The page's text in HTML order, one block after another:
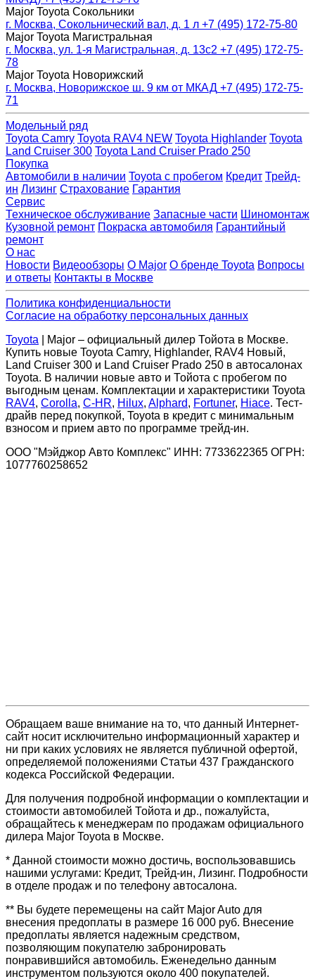
Major Toyota Сокольники
г. Москва, Сокольнический вал, д. 1 л +7 (495) 172-75-80
Major Toyota Магистральная
г. Москва, ул. 1-я Магистральная, д. 13с2 +7 (495) 172-75-
78
Major Toyota Новорижский
г. Москва, Новорижское ш. 9 км от МКАД +7 (495) 172-75-
71
Модельный ряд
Toyota Camry Toyota RAV4 NEW Toyota Highlander Toyota
Land Cruiser 300 Toyota Land Cruiser Prado 250
Покупка
Автомобили в наличии Toyota с пробегом Кредит Трейд-
ин Лизинг Страхование Гарантия
Сервис
Техническое обслуживание Запасные части Шиномонтаж
Кузовной ремонт Покраска автомобиля Гарантийный
ремонт
О нас
Новости Видеообзоры О Major О бренде Toyota Вопросы
и ответы Контакты в Москве
Политика конфиденциальности
Согласие на обработку персональных данных
Toyota | Major – официальный дилер Тойота в Москве.
Купить новые Toyota Camry, Highlander, RAV4 Новый,
Land Cruiser 300 и Land Cruiser Prado 250 в автосалонах
Toyota. В наличии новые авто и Тойота с пробегом по
выгодным ценам. Комплектации и характеристики Toyota
RAV4, Corolla, C-HR, Hilux, Alphard, Fortuner, Hiace. Тест-
драйв перед покупкой, Toyota в кредит с минимальным
взносом и прием авто по программе трейд-ин.
ООО "Мэйджор Авто Комплекс" ИНН: 7733622365 ОГРН:
1077760258652
Обращаем ваше внимание на то, что данный Интернет-
сайт носит исключительно информационный характер и
ни при каких условиях не является публичной офертой,
определяемой положениями Статьи 437 Гражданского
кодекса Российской Федерации.
Для получения подробной информации о комплектации и
стоимости автомобилей Тойота и др., пожалуйста,
обращайтесь к менеджерам по продажам официального
дилера Major Toyota в Москве.
* Данной стоимости можно достичь, воспользовавшись
нашими услугами: Кредит, Трейд-ин, Лизинг. Подробности
в отделе продаж и по телефону автосалона.
** Вы будете перемещены на сайт Major Auto для
внесения предоплаты в размере 16 000 руб. Внесение
предоплаты является надежным средством,
позволяющим покупателю забронировать
понравившийся автомобиль. Еженедельно данным
инструментом пользуются около 400 покупателей.